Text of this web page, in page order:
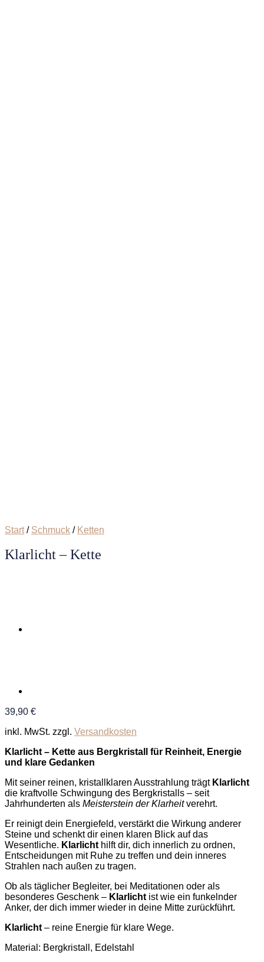
Start / Schmuck / Ketten
Klarlicht – Kette
39,90 €
inkl. MwSt. zzgl. Versandkosten
Klarlicht – Kette aus Bergkristall für Reinheit, Energie
und klare Gedanken
Mit seiner reinen, kristallklaren Ausstrahlung trägt Klarlicht
die kraftvolle Schwingung des Bergkristalls – seit
Jahrhunderten als Meisterstein der Klarheitverehrt.
Er reinigt dein Energiefeld, verstärkt die Wirkung anderer
Steine und schenkt dir einen klaren Blick auf das
Wesentliche. Klarlicht hilft dir, dich innerlich zu ordnen,
Entscheidungen mit Ruhe zu treffen und dein inneres
Strahlen nach außen zu tragen.
Ob als täglicher Begleiter, bei Meditationen oder als
besonderes Geschenk – Klarlicht ist wie ein funkelnder
Anker, der dich immer wieder in deine Mitte zurückführt.
Klarlicht – reine Energie für klare Wege.
Material: Bergkristall, Edelstahl